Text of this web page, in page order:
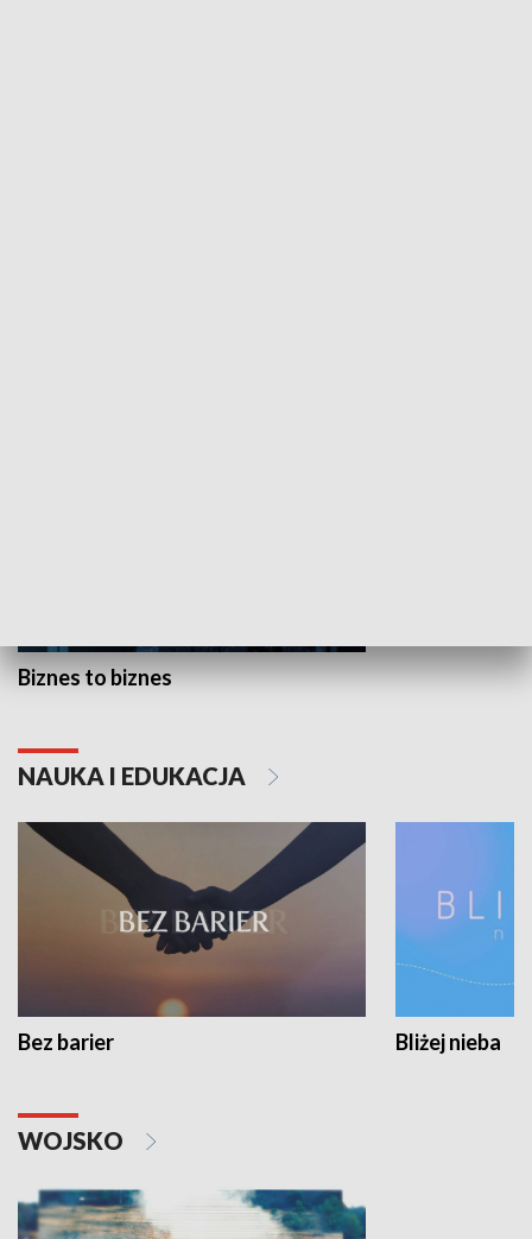
Biznes to biznes
NAUKA I EDUKACJA
Bez barier Bliżej nieba
WOJSKO